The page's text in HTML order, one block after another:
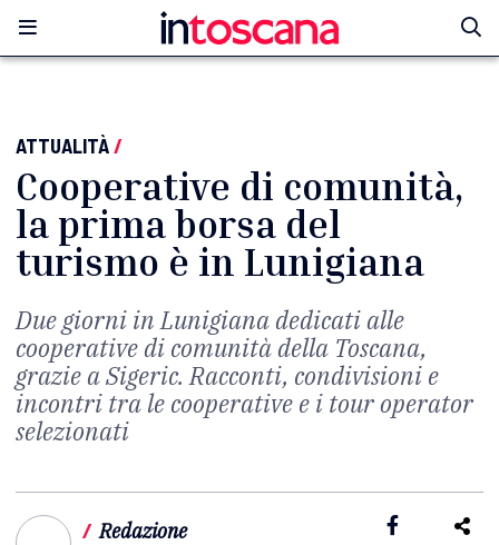
ATTUALITÀ/
Cooperative di comunità,
la prima borsa del
turismo è in Lunigiana
Due giorni in Lunigiana dedicati alle
cooperative di comunità della Toscana,
grazie a Sigeric. Racconti, condivisioni e
incontri tra le cooperative e i tour operator
selezionati
/ Redazione